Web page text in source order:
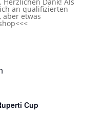
an qualifizierten
aber etwas
<<<
Cup